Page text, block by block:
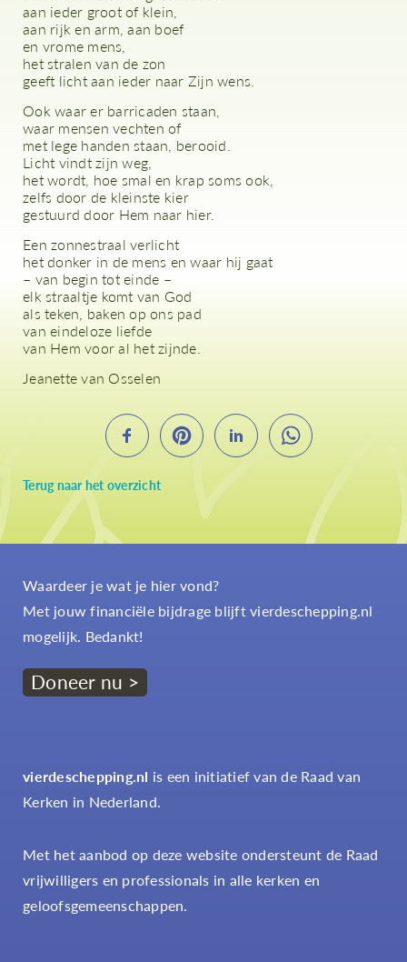
Terug naar het overzicht
aan ieder groot of klein,
aan rijk en arm, aan boef
en vrome mens,
het stralen van de zon
geeft licht aan ieder naar Zijn wens.
Ook waar er barricaden staan,
waar mensen vechten of
met lege handen staan, berooid.
Licht vindt zijn weg,
het wordt, hoe smal en krap soms ook,
zelfs door de kleinste kier
gestuurd door Hem naar hier.
Een zonnestraal verlicht
het donker in de mens en waar hij gaat
– van begin tot einde –
elk straaltje komt van God
als teken, baken op ons pad
van eindeloze liefde
van Hem voor al het zijnde.
Jeanette van Osselen
Waardeer je wat je hier vond?
Met jouw financiële bijdrage blijft vierdeschepping.nl
mogelijk. Bedankt!
Doneer nu >
vierdeschepping.nl is een initiatief van de Raad van
Kerken in Nederland.
Met het aanbod op deze website ondersteunt de Raad
vrijwilligers en professionals in alle kerken en
geloofsgemeenschappen.